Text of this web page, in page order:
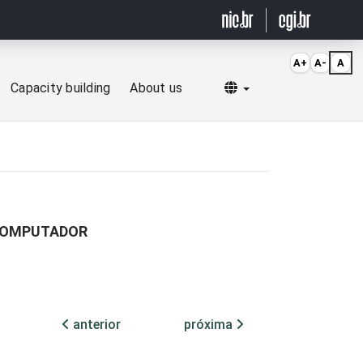
Capacity building About us Selecionar idioma
anterior
próxima
A+ A- A